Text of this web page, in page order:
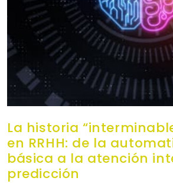
La historia
en RRHH: de la
básica a la atención
predicción